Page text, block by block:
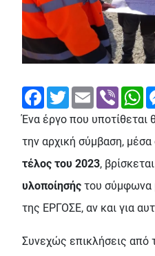
FacebookTwitterEmail Viber
Ένα έργο που υποτίθεται
την αρχική σύμβαση,
τέλος του 2023,
υλοποίησής του σύμφωνα
της ΕΡΓΟΣΕ, αν και για
Συνεχώς επικλήσεις από